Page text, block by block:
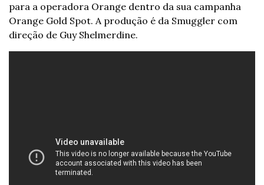
para a operadora Orange dentro da sua campanha
Orange Gold Spot. A produção é da Smuggler com
direção de Guy Shelmerdine.